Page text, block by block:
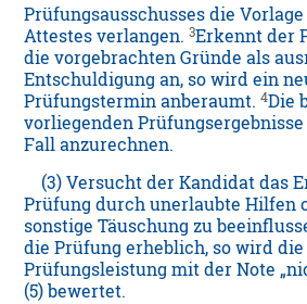
Prüfungsausschusses die
Attestes verlangen.3Erkennt der
die vorgebrachten Gründe als
Entschuldigung an, so wird ein
Prüfungstermin anberaumt.4Die
vorliegenden
Fall anzurechnen.
(3) Versucht der Kandidat das
Prüfung durch unerlaubte Hilfen
sonstige Täuschung zu
die Prüfung erheblich, so wird
Prüfungsleistung mit der Note
(5) bewertet.